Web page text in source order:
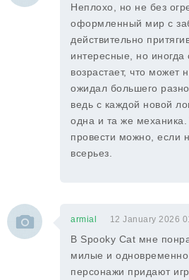
Неплохо, но не без
оформленный мир с
действительно
интересные, но иногда
возрастает, что может
ожидал большего
ведь с каждой новой
одна и та же
провести можно, если
всерьез.
armial 12 January 2026
В Spooky Cat мне
милые и одновременно
персонажи придают